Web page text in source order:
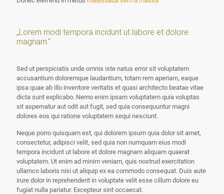
„Lorem modi tempora incidunt ut labore et dolore
magnam.”
Sed ut perspiciatis unde omnis iste natus error sit voluptatem
accusantium doloremque laudantium, totam rem aperiam, eaque
ipsa quae ab illo inventore veritatis et quasi architecto beatae vitae
dicta sunt explicabo. Nemo enim ipsam voluptatem quia voluptas
sit aspernatur aut odit aut fugit, sed quia consequuntur magni
dolores eos qui ratione voluptatem sequi nesciunt.
Neque porro quisquam est, qui dolorem ipsum quia dolor sit amet,
consectetur, adipisci velit, sed quia non numquam eius modi
tempora incidunt ut labore et dolore magnam aliquam quaerat
voluptatem. Ut enim ad minim veniam, quis nostrud exercitation
ullamco laboris nisi ut aliquip ex ea commodo consequat. Duis aute
irure dolor in reprehenderit in voluptate velit esse cillum dolore eu
fugiat nulla pariatur. Excepteur sint occaecat.